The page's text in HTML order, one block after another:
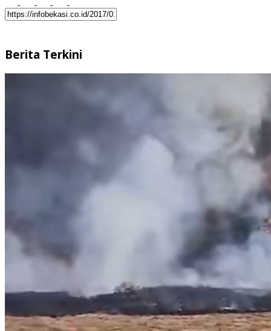
Berita Terkini